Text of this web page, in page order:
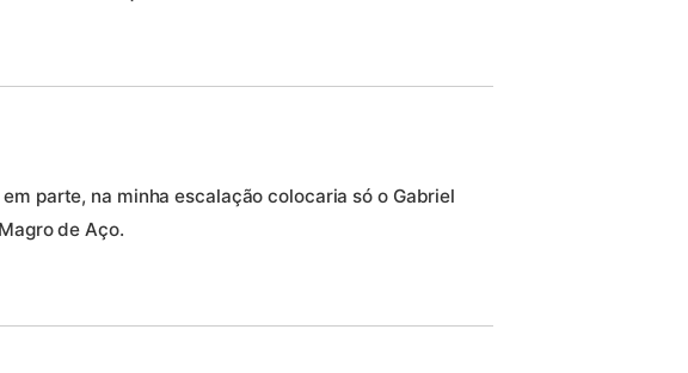
parte, na minha escalação colocaria só o Gabriel
de Aço.